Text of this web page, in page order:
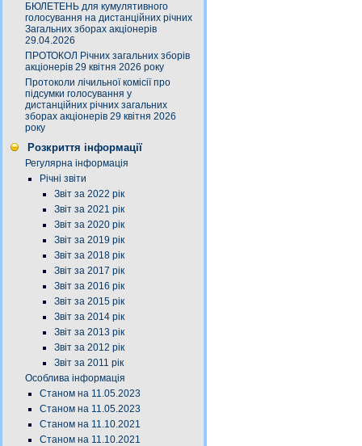
БЮЛЕТЕНЬ для кумулятивного
голосування на дистанційних річних
Загальних зборах акціонерів
29.04.2026
ПРОТОКОЛ Річних загальних зборів
акціонерів 29 квітня 2026 року
Протоколи лічильної комісії про
підсумки голосування у
дистанційних річних загальних
зборах акціонерів 29 квітня 2026
року
Розкриття інформації
Регулярна інформація
Річні звіти
Звіт за 2022 рік
Звіт за 2021 рік
Звіт за 2020 рік
Звіт за 2019 рік
Звіт за 2018 рік
Звіт за 2017 рік
Звіт за 2016 рік
Звіт за 2015 рік
Звіт за 2014 рік
Звіт за 2013 рік
Звіт за 2012 рік
Звіт за 2011 рік
Особлива інформація
Станом на 11.05.2023
Станом на 11.05.2023
Станом на 11.10.2021
Станом на 11.10.2021